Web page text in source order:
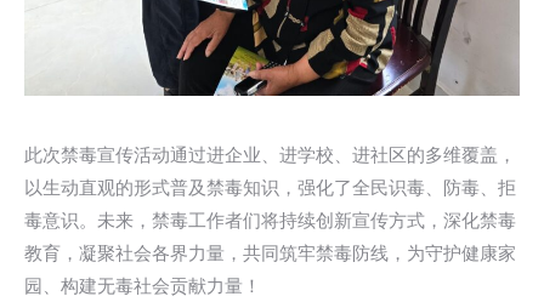
此次禁毒宣传活动通过进企业、进学校、进社区的多维覆盖，
以生动直观的形式普及禁毒知识，强化了全民识毒、防毒、拒
毒意识。未来，禁毒工作者们将持续创新宣传方式，深化禁毒
教育，凝聚社会各界力量，共同筑牢禁毒防线，为守护健康家
园、构建无毒社会贡献力量！